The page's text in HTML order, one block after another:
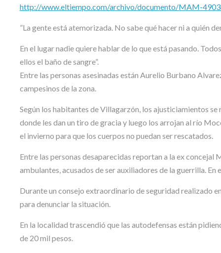
http://www.eltiempo.com/archivo/documento/MAM-
”La gente está atemorizada. No sabe qué hacer ni a quién
En el lugar nadie quiere hablar de lo que está pasando.
ellos el baño de sangre”.
Entre las personas asesinadas están Aurelio Burbano
campesinos de la zona.
Según los habitantes de Villagarzón, los ajusticiamientos
donde les dan un tiro de gracia y luego los arrojan al río
el invierno para que los cuerpos no puedan ser rescatados.
Entre las personas desaparecidas reportan a la ex concejal
ambulantes, acusados de ser auxiliadores de la guerrilla. En
Durante un consejo extraordinario de seguridad realizado
para denunciar la situación.
En la localidad trascendió que las autodefensas están
de 20 mil pesos.